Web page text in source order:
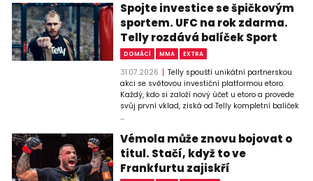
Spojte investice se špičkovým
sportem. UFC na rok zdarma.
Telly rozdává balíček Sport
DOMÁCÍ MMA EXTRA
31.07.2026
Telly spouští unikátní partnerskou
akci se světovou investiční platformou etoro.
Každý, kdo si založí nový účet u etoro a provede
svůj první vklad, získá od Telly kompletní balíček
...
Vémola může znovu bojovat o
titul. Stačí, když to ve
Frankfurtu zajiskří